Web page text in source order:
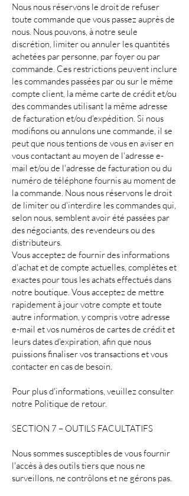
Nous nous réservons le droit de refuser
toute commande que vous passez auprès de
nous. Nous pouvons, à notre seule
discrétion, limiter ou annuler les quantités
achetées par personne, par foyer ou par
commande. Ces restrictions peuvent inclure
les commandes passées par ou sur le même
compte client, la même carte de crédit et/ou
des commandes utilisant la même adresse
de facturation et/ou d'expédition. Si nous
modifions ou annulons une commande, il se
peut que nous tentions de vous en aviser en
vous contactant au moyen de l'adresse e-
mail et/ou de l'adresse de facturation ou du
numéro de téléphone fournis au moment de
la commande. Nous nous réservons le droit
de limiter ou d'interdire les commandes qui,
selon nous, semblent avoir été passées par
des négociants, des revendeurs ou des
distributeurs.
Vous acceptez de fournir des informations
d'achat et de compte actuelles, complètes et
exactes pour tous les achats effectués dans
notre boutique. Vous acceptez de mettre
rapidement à jour votre compte et toute
autre information, y compris votre adresse
e-mail et vos numéros de cartes de crédit et
leurs dates d'expiration, afin que nous
puissions finaliser vos transactions et vous
contacter en cas de besoin.
Pour plus d'informations, veuillez consulter
notre Politique de retour.
SECTION 7 – OUTILS FACULTATIFS
Nous sommes susceptibles de vous fournir
l'accès à des outils tiers que nous ne
surveillons, ne contrôlons et ne gérons pas.